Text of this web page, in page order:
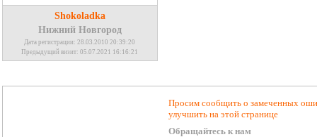
Shokoladka
Нижний Новгород
Дата регистрации: 28.03.2010 20:39:20
Предыдущий визит: 05.07.2021 16:16:21
Просим сообщить о замеченных
улучшить на этой странице
Обращайтесь к нам